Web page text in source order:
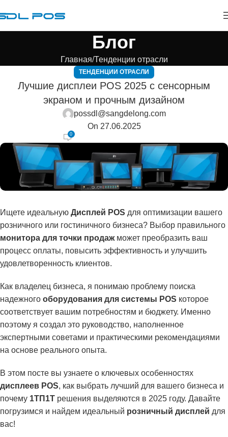
Блог
Главная Тенденции отрасли
ТЕНДЕНЦИИ ОТРАСЛИ
Лучшие дисплеи POS 2025 с сенсорным
экраном и прочным дизайном
possdl@sangdelong.com
On 27.06.2025
0
Ищете идеальную Дисплей POS для оптимизации вашего
розничного или гостиничного бизнеса? Выбор правильного
монитора для точки продажможет преобразить ваш
процесс оплаты, повысить эффективность и улучшить
удовлетворенность клиентов.
Как владелец бизнеса, я понимаю проблему поиска
надежного оборудования для системы POS которое
соответствует вашим потребностям и бюджету. Именно
поэтому я создал это руководство, наполненное
экспертными советами и практическими рекомендациями
на основе реального опыта.
В этом посте вы узнаете о ключевых особенностях
дисплеев POS, как выбрать лучший для вашего бизнеса и
почему 1ТП1Т решения выделяются в 2025 году. Давайте
погрузимся и найдем идеальный розничный дисплей для
вас!